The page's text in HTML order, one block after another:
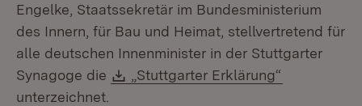
Engelke, Staatssekretär im Bundesministerium
des Innern, für Bau und Heimat, stellvertretend für
alle deutschen Innenminister in der Stuttgarter
Synagoge die
Download:
„Stuttgarter Erklärung“
unterzeichnet.